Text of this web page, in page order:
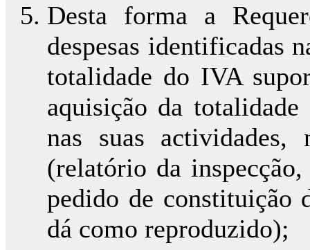
Desta forma a
despesas identificadas
totalidade do IVA
aquisição da
nas suas
(relatório da
pedido de constituição
dá como reproduzido);